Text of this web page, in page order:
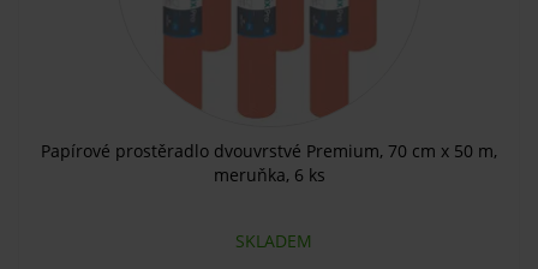
Papírové prostěradlo dvouvrstvé Premium, 70 cm x 50 m,
meruňka, 6 ks
SKLADEM